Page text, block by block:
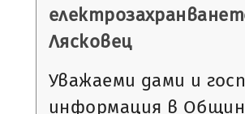
Лясковец
Уважаеми дами и
информация в